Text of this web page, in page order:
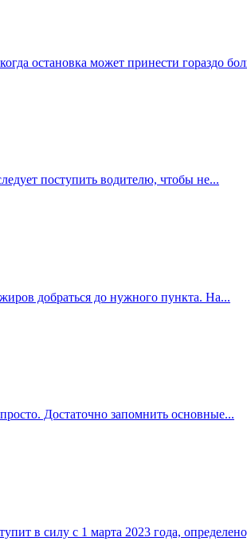
остановка может принести гораздо
поступить водителю, чтобы не...
добраться до нужного пункта. На...
Достаточно запомнить основные...
в силу с 1 марта 2023 года,